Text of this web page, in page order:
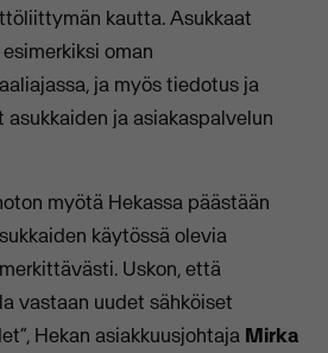
kautta. Asukkaat
oman
ja myös tiedotus ja
ja asiakaspalvelun
myötä Hekassa päästään
käytössä olevia
Uskon, että
vastaan uudet sähköiset
Hekan asiakkuusjohtaja Mirka